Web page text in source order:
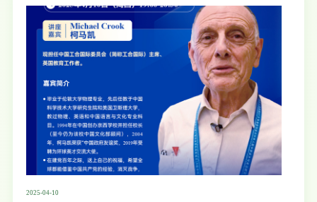
2025-04-10